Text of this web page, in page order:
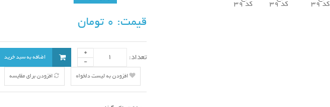
قیمت:
تعداد: اضافه به سبد خرید
افزودن به لیست دلخواه افزودن برای مقایسه